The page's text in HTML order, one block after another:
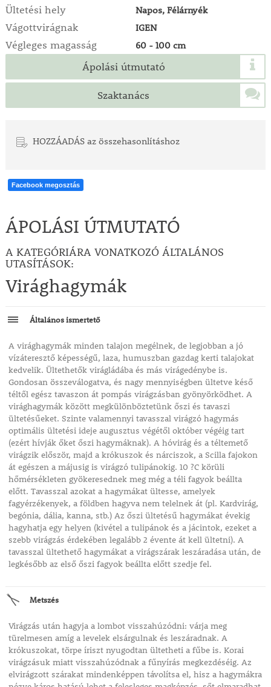
Ültetési hely Napos, Félárnyék
Vágottvirágnak IGEN
Végleges magasság 60 - 100 cm
Ápolási útmutató
Szaktanács
HOZZÁADÁS az összehasonlításhoz
Facebook megosztás
ÁPOLÁSI ÚTMUTATÓ
A KATEGÓRIÁRA VONATKOZÓ ÁLTALÁNOS
UTASÍTÁSOK:
Virághagymák
Általános ismertető
A virághagymák minden talajon megélnek, de legjobban a jó
vízáteresztő képességű, laza, humuszban gazdag kerti talajokat
kedvelik. Ültethetők virágládába és más virágedénybe is.
Gondosan összeválogatva, és nagy mennyiségben ültetve késő
téltől egész tavaszon át pompás virágzásban gyönyörködhet. A
virághagymák között megkülönböztetünk őszi és tavaszi
ültetésűeket. Szinte valamennyi tavasszal virágzó hagymás
optimális ültetési ideje augusztus végétől október végéig tart
(ezért hívják őket őszi hagymáknak). A hóvirág és a téltemető
virágzik először, majd a krókuszok és nárciszok, a Scilla fajokon
át egészen a májusig is virágzó tulipánokig. 10 ?C körüli
hőmérsékleten gyökeresednek meg még a téli fagyok beállta
előtt. Tavasszal azokat a hagymákat ültesse, amelyek
fagyérzékenyek, a földben hagyva nem telelnek át (pl. Kardvirág,
begónia, dália, kanna, stb.) Az őszi ültetésű hagymákat évekig
hagyhatja egy helyen (kivétel a tulipánok és a jácintok, ezeket a
szebb virágzás érdekében legalább 2 évente át kell ültetni). A
tavasszal ültethető hagymákat a virágszárak leszáradása után, de
legkésőbb az első őszi fagyok beállta előtt szedje fel.
Metszés
Virágzás után hagyja a lombot visszahúzódni: várja meg
türelmesen amíg a levelek elsárgulnak és leszáradnak. A
krókuszokat, törpe íriszt nyugodtan ültetheti a fűbe is. Korai
virágzásuk miatt visszahúzódnak a fűnyírás megkezdéséig. Az
elvirágzott szárakat mindenképpen távolítsa el, hisz a hagymákra